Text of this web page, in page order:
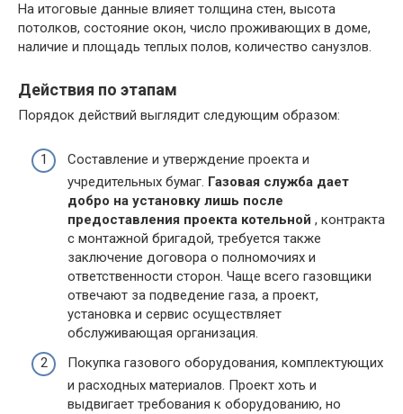
На итоговые данные влияет толщина стен, высота
потолков, состояние окон, число проживающих в доме,
наличие и площадь теплых полов, количество санузлов.
Действия по этапам
Порядок действий выглядит следующим образом:
Составление и утверждение проекта и
учредительных бумаг. Газовая служба дает
добро на установку лишь после
предоставления проекта котельной , контракта
с монтажной бригадой, требуется также
заключение договора о полномочиях и
ответственности сторон. Чаще всего газовщики
отвечают за подведение газа, а проект,
установка и сервис осуществляет
обслуживающая организация.
Покупка газового оборудования, комплектующих
и расходных материалов. Проект хоть и
выдвигает требования к оборудованию, но